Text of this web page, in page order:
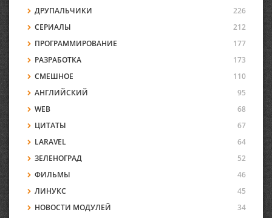
ДРУПАЛЬЧИКИ
226
СЕРИАЛЫ
212
ПРОГРАММИРОВАНИЕ
177
РАЗРАБОТКА
173
СМЕШНОЕ
110
АНГЛИЙСКИЙ
95
WEB
68
ЦИТАТЫ
67
LARAVEL
64
ЗЕЛЕНОГРАД
52
ФИЛЬМЫ
46
ЛИНУКС
45
НОВОСТИ МОДУЛЕЙ
34